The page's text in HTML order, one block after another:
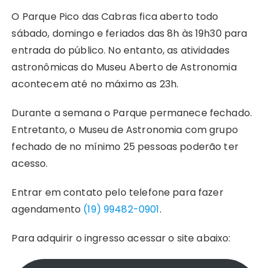
O Parque Pico das Cabras fica aberto todo
sábado, domingo e feriados das 8h às 19h30 para
entrada do público. No entanto, as atividades
astronômicas do Museu Aberto de Astronomia
acontecem até no máximo as 23h.
Durante a semana o Parque permanece fechado.
Entretanto, o Museu de Astronomia com grupo
fechado de no mínimo 25 pessoas poderão ter
acesso.
Entrar em contato pelo telefone para fazer
agendamento (19) 99482-0901.
Para adquirir o ingresso acessar o site abaixo: